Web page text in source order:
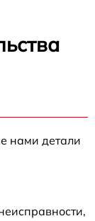
нами детали